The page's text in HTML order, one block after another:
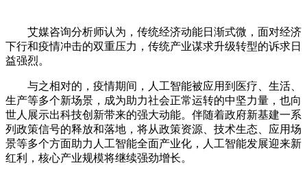
艾媒咨询分析师认为，传统经济动能日渐式微，面对经济
下行和疫情冲击的双重压力，传统产业谋求升级转型的诉求日
益强烈。
与之相对的，疫情期间，人工智能被应用到医疗、生活、
生产等多个新场景，成为助力社会正常运转的中坚力量，也向
世人展示出科技创新带来的强大动能。伴随着政府新基建一系
列政策信号的释放和落地，将从政策资源、技术生态、应用场
景等多个方面助力人工智能全面产业化，人工智能发展迎来新
红利，核心产业规模将继续强劲增长。